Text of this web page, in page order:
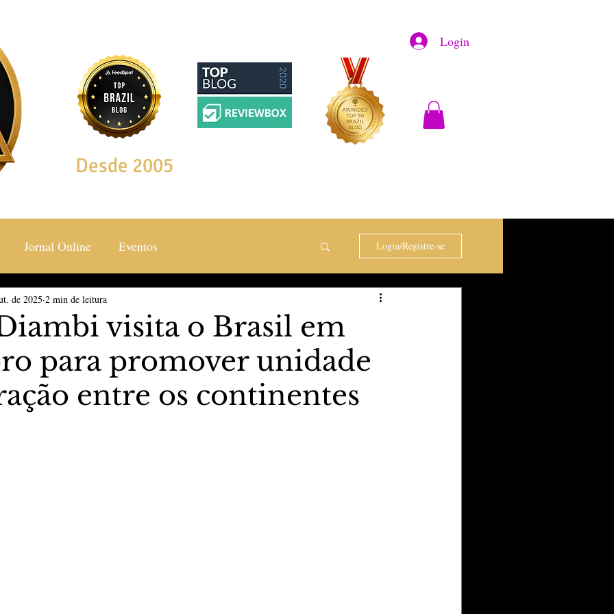
Login
Desde 2005
Jornal Online Eventos
& Estilos Saúde & Bem Estar
The Vip Club Business Marujo Carioca
& Lazer Carnaval São Paulo Negocio
Login/Registre-se
visita o Brasil em
para promover unidade
entre os continentes
de 2025 2 min de leitura
estrelas.